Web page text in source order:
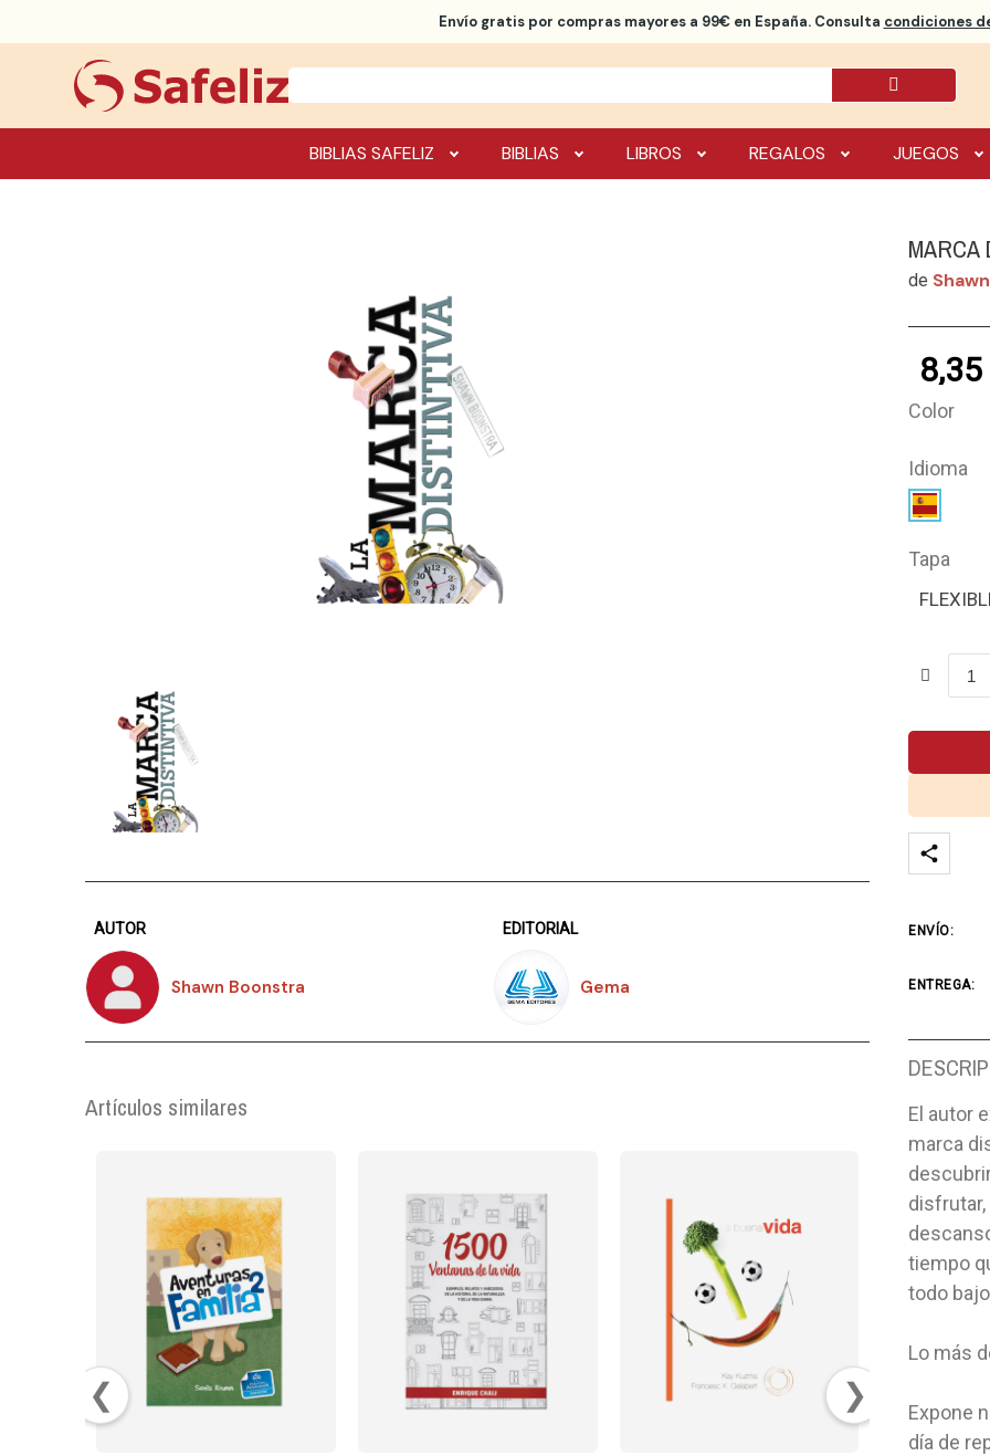
Envío gratispor compras mayores a 99€ en España. Consulta condiciones
BIBLIAS SAFELIZ BIBLIAS LIBROS REGALOS JUEGOS
AUTOR
Shawn Boonstra
EDITORIAL
Gema
Artículos similares
❮ ❯
MARCA
de
8,35
Color
Idioma
Tapa
ENVÍO:
ENTREGA:
El autor
marca
disfrutar,
tiempo
todo
Lo más
Expone
día de